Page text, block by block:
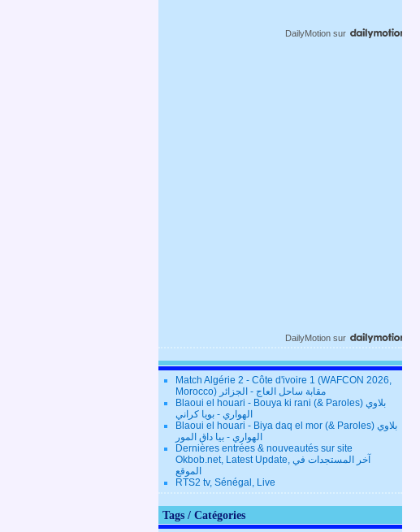
DailyMotion sur
DailyMotion sur
Match Algérie 2 - Côte d'ivoire 1 (WAFCON 2026,
Morocco) مقابة ساحل العاج - الجزائر
Blaoui el houari - Bouya ki rani (& Paroles) بلاوي
الهواري - بويا كراني
Blaoui el houari - Biya daq el mor (& Paroles) بلاوي
الهواري - بيا داق المور
Dernières entrées & nouveautés sur site
Okbob.net, Latest Update, آخر المستجدات في
الموقع
RTS2 tv, Sénégal, Live
Tags / Catégories